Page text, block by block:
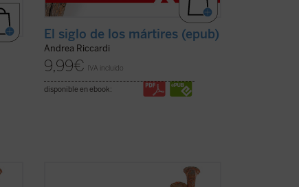
El siglo de los mártires (epub)
Andrea Riccardi
9,99€ IVA incluido
disponible en ebook:
Un análisis atento de los relatos de la